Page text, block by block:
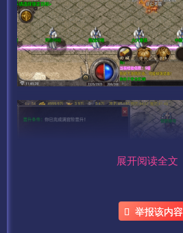
展开阅读全文
举报该内容